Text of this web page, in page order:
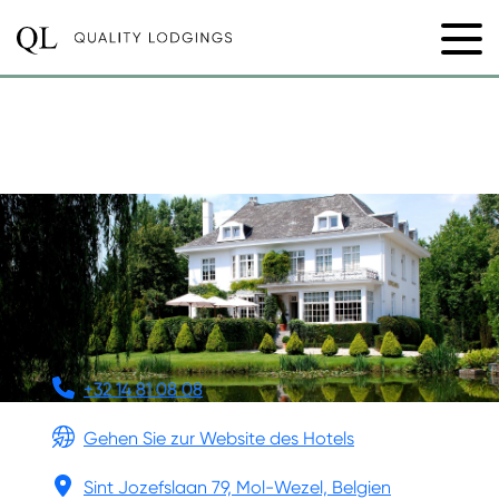
+32 14 81 08 08
Gehen Sie zur Website des Hotels
Sint Jozefslaan 79, Mol-Wezel, Belgien